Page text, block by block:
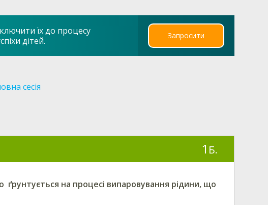
їх до процесу
дітей.
Запросити
сесія
1 Б.
ґрунтується на процесі випаровування рідини, що